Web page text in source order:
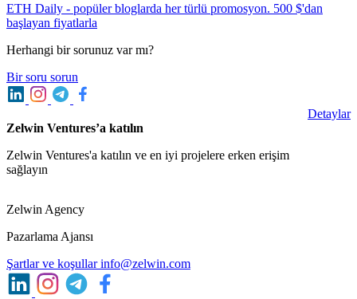
ETH Daily - popüler bloglarda her türlü promosyon. 500 $'dan
başlayan fiyatlarla
Herhangi bir sorunuz var mı?
Bir soru sorun
Zelwin Ventures’a katılın
Zelwin Ventures'a katılın ve en iyi projelere erken erişim
sağlayın
Detaylar
Zelwin Agency
Pazarlama Ajansı
Şartlar ve koşullarinfo@zelwin.com